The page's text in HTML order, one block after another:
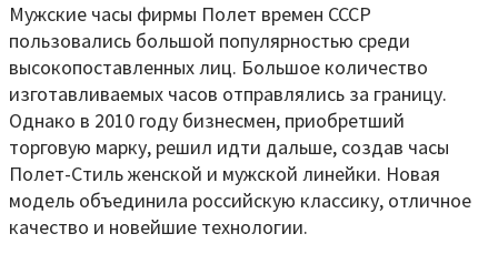
Мужские часы фирмы Полет времен СССР
пользовались большой популярностью среди
высокопоставленных лиц. Большое количество
изготавливаемых часов отправлялись за границу.
Однако в 2010 году бизнесмен, приобретший
торговую марку, решил идти дальше, создав часы
Полет-Стиль женской и мужской линейки. Новая
модель объединила российскую классику, отличное
качество и новейшие технологии.